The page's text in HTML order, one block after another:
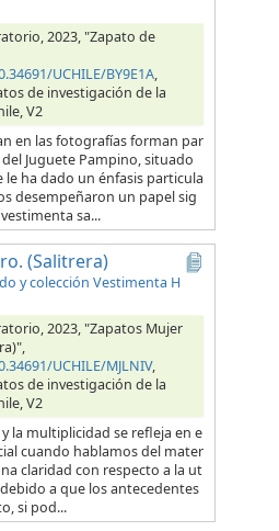
2023, "Zapato de
UCHILE/BY9E1A,
de investigación de la
V2
en las fotografías forman par
Juguete Pampino, situado
le ha dado un énfasis particula
desempeñaron un papel sig
sa...
(Salitrera)
y colección Vestimenta H
2023, "Zapatos Mujer
UCHILE/MJLNIV,
de investigación de la
V2
la multiplicidad se refleja en e
cuando hablamos del mater
claridad con respecto a la ut
a que los antecedentes
si pod...